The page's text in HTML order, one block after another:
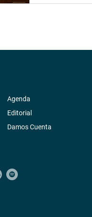
(SAF):
http://
Agenda
Editorial
Damos Cuenta